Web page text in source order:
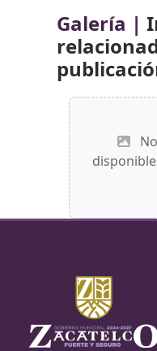
Galería |